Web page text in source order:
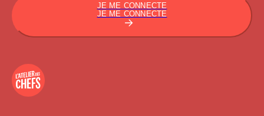
JE ME CONNECTE
JE ME CONNECTE